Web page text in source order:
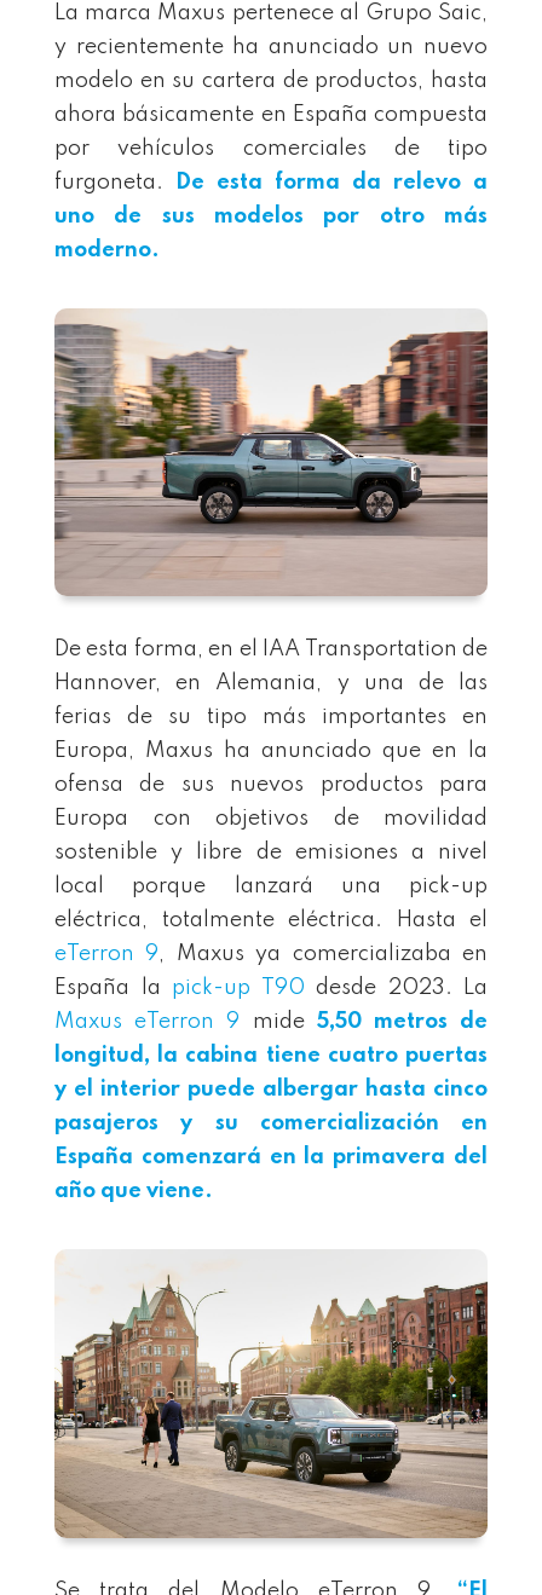
La marca Maxus pertenece al Grupo Saic,
y recientemente ha anunciado un nuevo
modelo en su cartera de productos, hasta
ahora básicamente en España compuesta
por vehículos comerciales de tipo
furgoneta.
De esta forma da relevo a
uno de sus modelos por otro más
moderno.
De esta forma, en el IAA Transportation de
Hannover, en Alemania, y una de las
ferias de su tipo más importantes en
Europa, Maxus ha anunciado que en la
ofensa de sus nuevos productos para
Europa con objetivos de movilidad
sostenible y libre de emisiones a nivel
local porque lanzará una pick-up
eléctrica, totalmente eléctrica. Hasta el
eTerron 9, Maxus ya comercializaba en
España la pick-up T90 desde 2023. La
Maxus eTerron 9 mide 5,50 metros de
longitud, la cabina tiene cuatro puertas
y el interior puede albergar hasta cinco
pasajeros y su comercialización en
España comenzará en la primavera del
año que viene.